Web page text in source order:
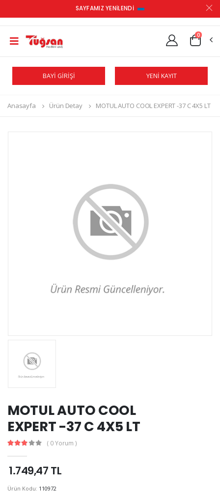
SAYFAMIZ YENİLENDİ
0
BAYİ GİRİŞİ YENİ KAYIT
Anasayfa Ürün Detay MOTUL AUTO COOL EXPERT -37 C 4X5 LT
MOTUL AUTO COOL
EXPERT -37 C 4X5 LT
( 0 Yorum )
1.749,47 TL
Ürün Kodu: 110972